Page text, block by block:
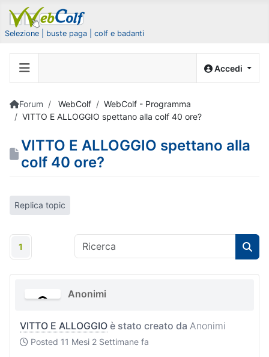
Selezione | buste paga | colf e badanti
Accedi
Forum WebColf
WebColf - Programma
VITTO E ALLOGGIO spettano alla colf 40 ore?
VITTO E ALLOGGIO spettano alla
colf 40 ore?
Replica topic
1
Anonimi
VITTO E ALLOGGIO è stato creato da Anonimi
Posted 11 Mesi 2 Settimane fa